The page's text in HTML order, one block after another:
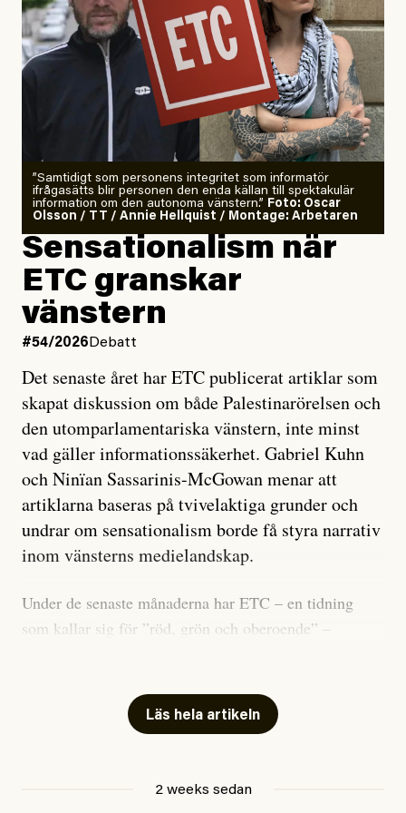
”Samtidigt som personens integritet som informatör
ifrågasätts blir personen den enda källan till spektakulär
information om den autonoma vänstern.” Foto: Oscar
Olsson / TT / Annie Hellquist / Montage: Arbetaren
Sensationalism när
ETC granskar
vänstern
#54/2026 Debatt
Det senaste året har ETC publicerat artiklar som
skapat diskussion om både Palestinarörelsen och
den utomparlamentariska vänstern, inte minst
vad gäller informationssäkerhet. Gabriel Kuhn
och Ninïan Sassarinis-McGowan menar att
artiklarna baseras på tvivelaktiga grunder och
undrar om sensationalism borde få styra narrativ
inom vänsterns medielandskap.
Under de senaste månaderna har ETC – en tidning
som kallar sig för ”röd, grön och oberoende” –
skriver för? Vad betyder det att vara en ”röd, grön och
oberoende” tidning? Och vad är egentligen bra
Läs hela artikeln
2 weeks sedan